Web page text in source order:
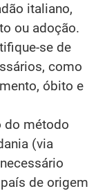
italiano,
ou adoção.
se de
como
óbito e
do método
(via
de origem